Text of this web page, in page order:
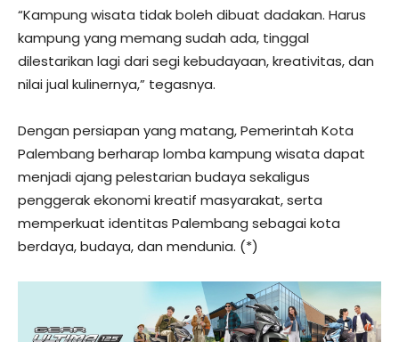
“Kampung wisata tidak boleh dibuat dadakan. Harus
kampung yang memang sudah ada, tinggal
dilestarikan lagi dari segi kebudayaan, kreativitas, dan
nilai jual kulinernya,” tegasnya.
Dengan persiapan yang matang, Pemerintah Kota
Palembang berharap lomba kampung wisata dapat
menjadi ajang pelestarian budaya sekaligus
penggerak ekonomi kreatif masyarakat, serta
memperkuat identitas Palembang sebagai kota
berdaya, budaya, dan mendunia. (*)